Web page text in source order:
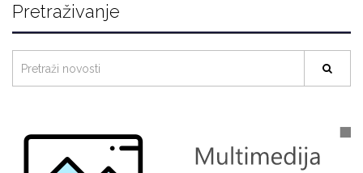
Pretraživanje